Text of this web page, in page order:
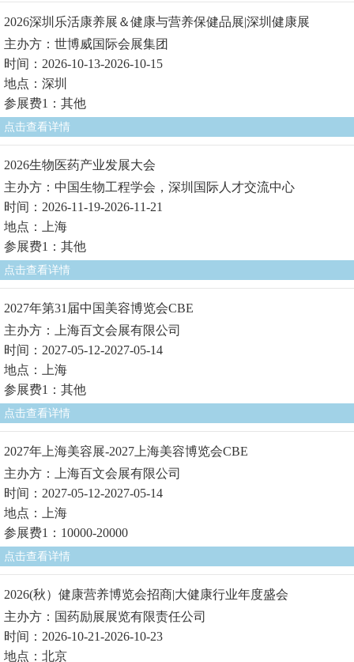
2026深圳乐活康养展＆健康与营养保健品展|深圳健康展
主办方：世博威国际会展集团
时间：2026-10-13-2026-10-15
地点：深圳
参展费1：其他
点击查看详情
2026生物医药产业发展大会
主办方：中国生物工程学会，深圳国际人才交流中心
时间：2026-11-19-2026-11-21
地点：上海
参展费1：其他
点击查看详情
2027年第31届中国美容博览会CBE
主办方：上海百文会展有限公司
时间：2027-05-12-2027-05-14
地点：上海
参展费1：其他
点击查看详情
2027年上海美容展-2027上海美容博览会CBE
主办方：上海百文会展有限公司
时间：2027-05-12-2027-05-14
地点：上海
参展费1：10000-20000
点击查看详情
2026(秋）健康营养博览会招商|大健康行业年度盛会
主办方：国药励展展览有限责任公司
时间：2026-10-21-2026-10-23
地点：北京